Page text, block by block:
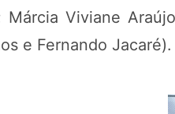
Márcia Viviane
e Fernando Jacaré).